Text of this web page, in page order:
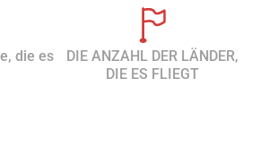
die es
DIE ANZAHL DER LÄNDER,
DIE ES FLIEGT